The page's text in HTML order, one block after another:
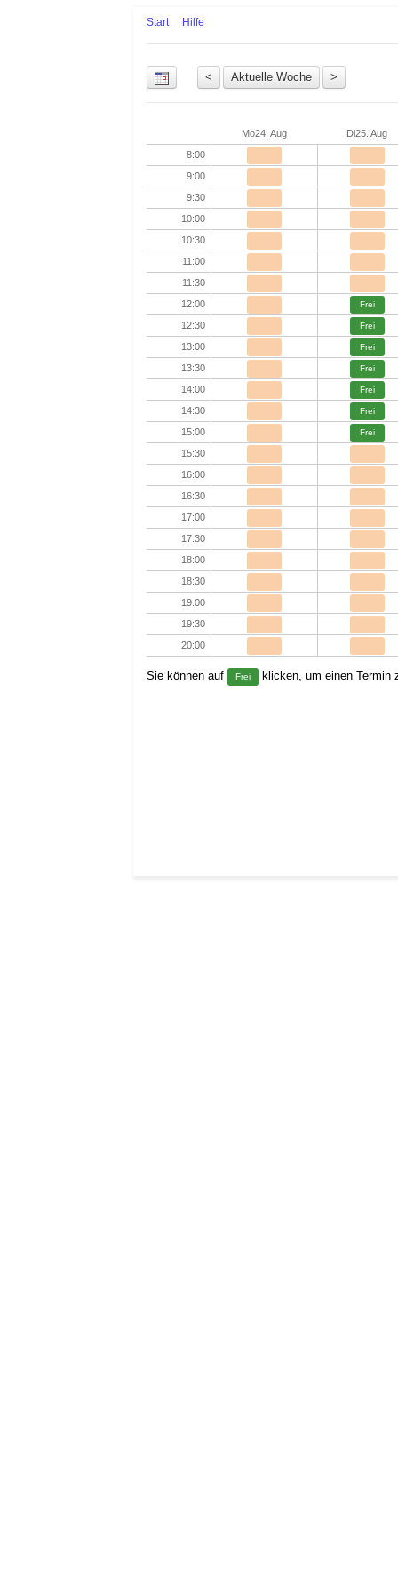
Start Hilfe
Mo24. Aug Di25. Aug
8:00
9:00
9:30
10:00
10:30
11:00
11:30
12:00
Frei
12:30 Frei
13:00 Frei
13:30 Frei
14:00 Frei
14:30 Frei
15:00 Frei
15:30
16:00
16:30
17:00
17:30
18:00
18:30
19:00
19:30
20:00
Sie können auf Frei klicken, um einen Termin